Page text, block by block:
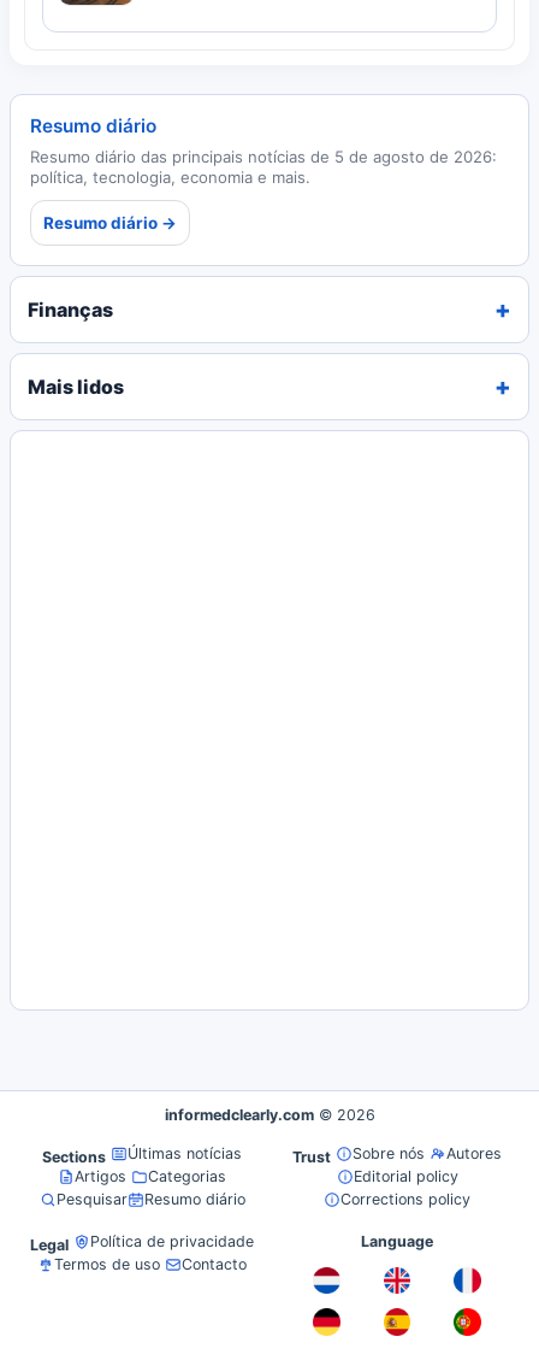
Resumo diário
Resumo diário das principais notícias de 5 de agosto de 2026:
política, tecnologia, economia e mais.
Resumo diário →
Finanças
Mais lidos
informedclearly.com © 2026
Sections
Últimas notícias
Artigos
Categorias
Pesquisar
Resumo diário
Trust Sobre nós
Autores
Editorial policy
Corrections policy
Legal
Política de privacidade
Termos de uso
Contacto
Language